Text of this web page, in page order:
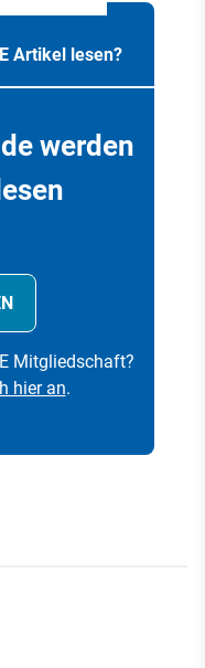
Artikel lesen?
werden
Mitgliedschaft?
hier an.